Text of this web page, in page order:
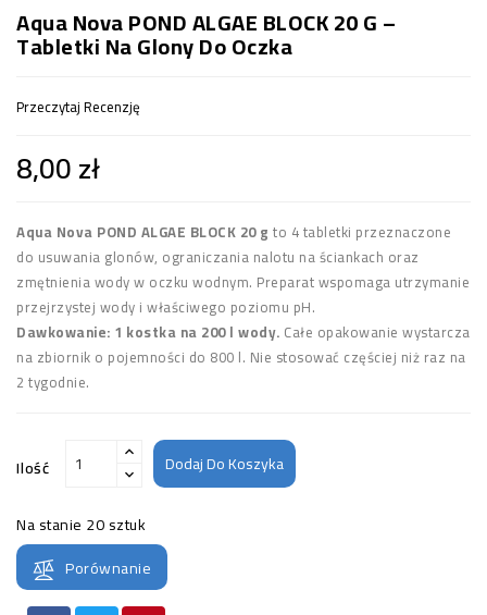
Aqua Nova POND ALGAE BLOCK 20 G –
Tabletki Na Glony Do Oczka
Przeczytaj Recenzję
8,00 zł
Aqua Nova POND ALGAE BLOCK 20 g to 4 tabletki przeznaczone
do usuwania glonów, ograniczania nalotu na ściankach oraz
zmętnienia wody w oczku wodnym. Preparat wspomaga utrzymanie
przejrzystej wody i właściwego poziomu pH.
Dawkowanie: 1 kostka na 200 l wody. Całe opakowanie wystarcza
na zbiornik o pojemności do 800 l. Nie stosować częściej niż raz na
2 tygodnie.
Ilość Dodaj Do Koszyka
Na stanie 20 sztuk
Porównanie